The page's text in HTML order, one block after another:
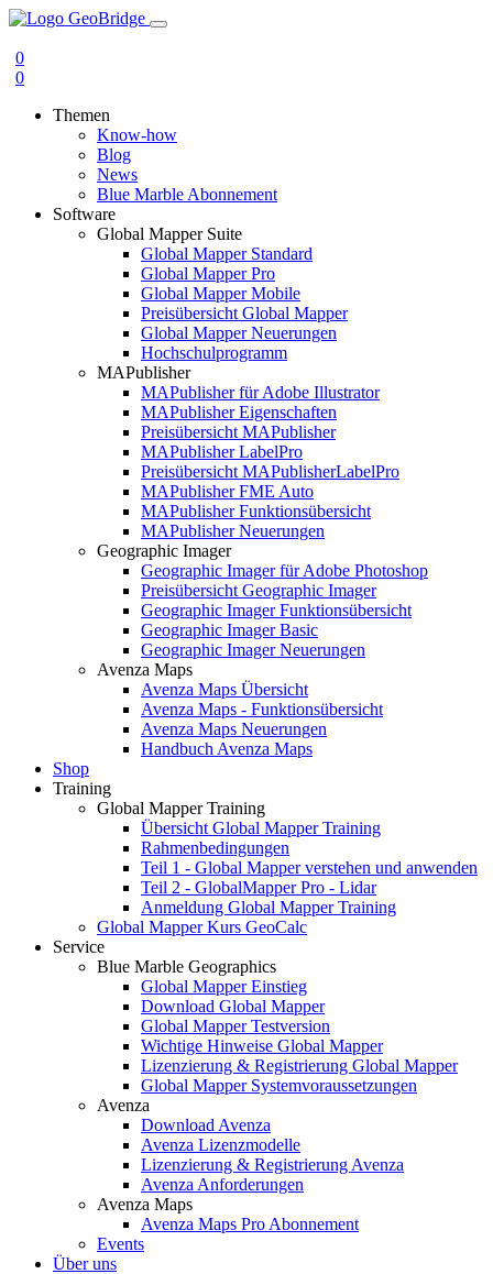
0
0
Themen
Know-how
Blog
News
Blue Marble Abonnement
Software
Global Mapper Suite
Global Mapper Standard
Global Mapper Pro
Global Mapper Mobile
Preisübersicht Global Mapper
Global Mapper Neuerungen
Hochschulprogramm
MAPublisher
MAPublisher für Adobe Illustrator
MAPublisher Eigenschaften
Preisübersicht MAPublisher
MAPublisher LabelPro
Preisübersicht MAPublisherLabelPro
MAPublisher FME Auto
MAPublisher Funktionsübersicht
MAPublisher Neuerungen
Geographic Imager
Geographic Imager für Adobe Photoshop
Preisübersicht Geographic Imager
Geographic Imager Funktionsübersicht
Geographic Imager Basic
Geographic Imager Neuerungen
Avenza Maps
Avenza Maps Übersicht
Avenza Maps - Funktionsübersicht
Avenza Maps Neuerungen
Handbuch Avenza Maps
Shop
Training
Global Mapper Training
Übersicht Global Mapper Training
Rahmenbedingungen
Teil 1 - Global Mapper verstehen und anwenden
Teil 2 - GlobalMapper Pro - Lidar
Anmeldung Global Mapper Training
Global Mapper Kurs GeoCalc
Service
Blue Marble Geographics
Global Mapper Einstieg
Download Global Mapper
Global Mapper Testversion
Wichtige Hinweise Global Mapper
Lizenzierung & Registrierung Global Mapper
Global Mapper Systemvoraussetzungen
Avenza
Download Avenza
Avenza Lizenzmodelle
Lizenzierung & Registrierung Avenza
Avenza Anforderungen
Avenza Maps
Avenza Maps Pro Abonnement
Events
Über uns